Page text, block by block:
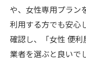
や、女性専用プラン
利用する方でも安心
確認し、「女性 便
業者を選ぶと良いで